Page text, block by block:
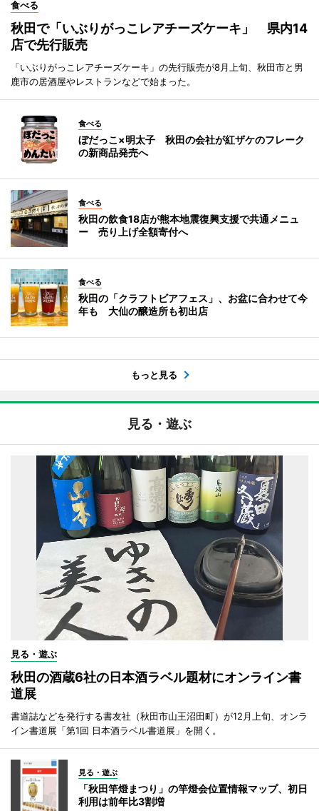
食べる
秋田で「いぶりがっこレアチーズケーキ」 県内14
店で先行販売
「いぶりがっこレアチーズケーキ」の先行販売が8月上旬、秋田市と男
鹿市の居酒屋やレストランなどで始まった。
食べる
ぼだっこ×明太子 秋田の会社が紅ザケのフレーク
の新商品発売へ
食べる
秋田の飲食18店が熊本地震復興支援で共通メニュ
ー 売り上げ全額寄付へ
食べる
秋田の「クラフトビアフェス」、お盆に合わせて今
年も 大仙の醸造所も初出店
もっと見る
見る・遊ぶ
見る・遊ぶ
秋田の酒蔵6社の日本酒ラベル題材にオンライン書
道展
書道誌などを発行する書友社（秋田市山王沼田町）が12月上旬、オンラ
イン書道展「第1回 日本酒ラベル書道展」を開く。
見る・遊ぶ
「秋田竿燈まつり」の竿燈会位置情報マップ、初日
利用は前年比3割増